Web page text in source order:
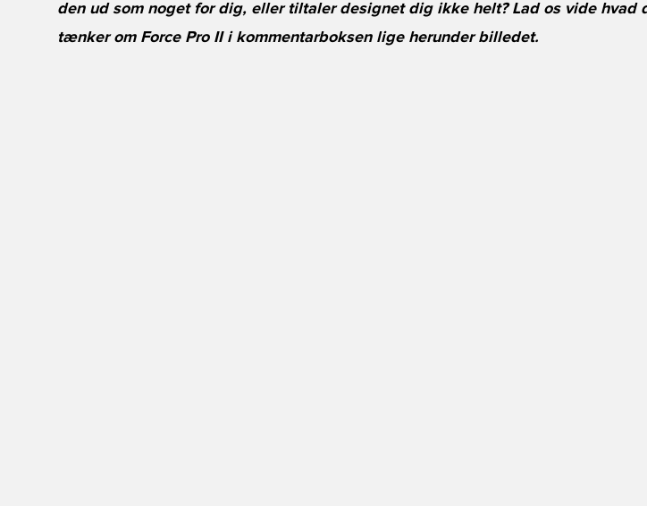
den ud som noget for dig, eller tiltaler designet dig ikke helt? Lad os vide hvad
tænker om Force Pro II i kommentarboksen lige herunder billedet.